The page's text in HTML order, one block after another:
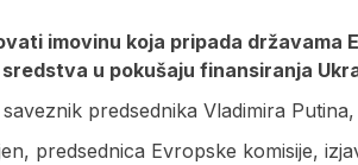
imovinu koja pripada državama
u pokušaju finansiranja
predsednika Vladimira
predsednica Evropske komisije,